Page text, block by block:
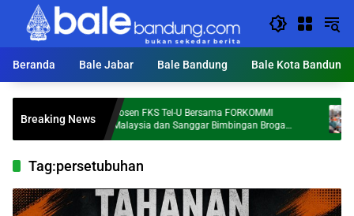
Langsung
konten
Beranda
Bale Jabar Bale Bandung Bale Kota Bandung
Breaking NewsDosen FKS Tel-U Bersama FORKOMMI
Malaysia dan Sanggar Bimbingan Broga
Perkuat Kolaborasi Internasional melalui
KDS
Ton
Tag:persetubuhan